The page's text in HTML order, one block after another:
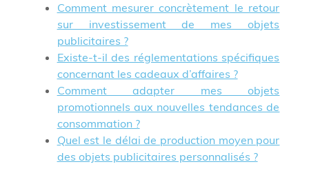
Comment mesurer concrètement le retour
sur investissement de mes objets
publicitaires ?
Existe-t-il des réglementations spécifiques
concernant les cadeaux d’affaires ?
Comment adapter mes objets
promotionnels aux nouvelles tendances de
consommation ?
Quel est le délai de production moyen pour
des objets publicitaires personnalisés ?